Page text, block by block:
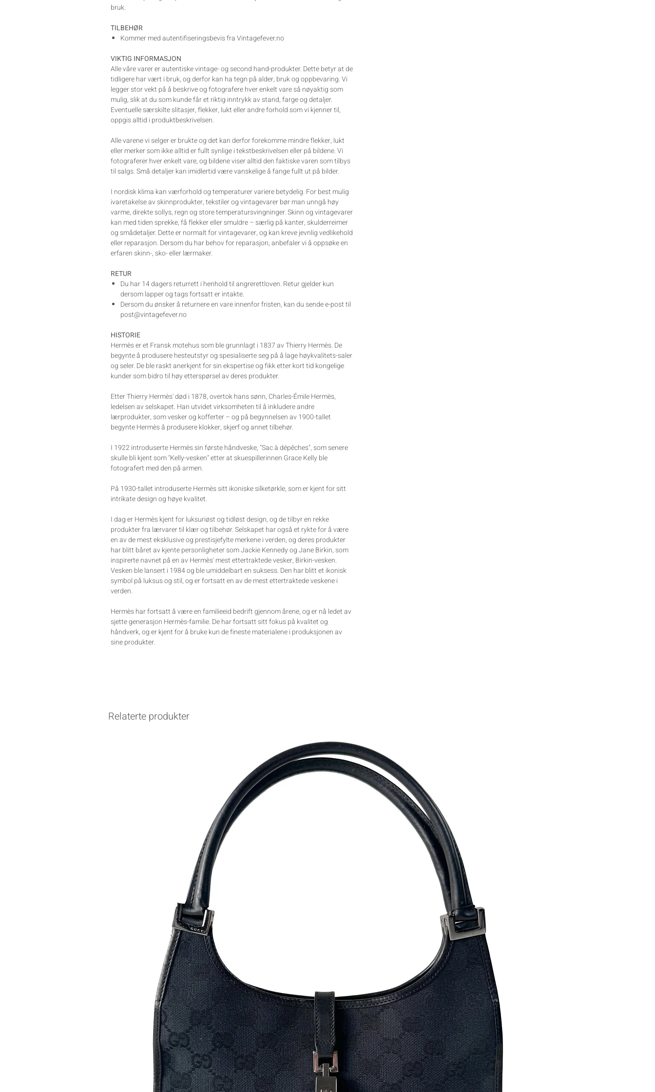
bruk.
TILBEHØR
Kommer med autentifiseringsbevis fra Vintagefever.no
VIKTIG INFORMASJON
Alle våre varer er autentiske vintage- og second hand-produkter. Dette betyr at de
tidligere har vært i bruk, og derfor kan ha tegn på alder, bruk og oppbevaring. Vi
legger stor vekt på å beskrive og fotografere hver enkelt vare så nøyaktig som
mulig, slik at du som kunde får et riktig inntrykk av stand, farge og detaljer.
Eventuelle særskilte slitasjer, flekker, lukt eller andre forhold som vi kjenner til,
oppgis alltid i produktbeskrivelsen.
Alle varene vi selger er brukte og det kan derfor forekomme mindre flekker, lukt
eller merker som ikke alltid er fullt synlige i tekstbeskrivelsen eller på bildene. Vi
fotograferer hver enkelt vare, og bildene viser alltid den faktiske varen som tilbys
til salgs. Små detaljer kan imidlertid være vanskelige å fange fullt ut på bilder.
I nordisk klima kan værforhold og temperaturer variere betydelig. For best mulig
ivaretakelse av skinnprodukter, tekstiler og vintagevarer bør man unngå høy
varme, direkte sollys, regn og store temperatursvingninger. Skinn og vintagevarer
kan med tiden sprekke, få flekker eller smuldre – særlig på kanter, skulderreimer
og smådetaljer. Dette er normalt for vintagevarer, og kan kreve jevnlig vedlikehold
eller reparasjon. Dersom du har behov for reparasjon, anbefaler vi å oppsøke en
erfaren skinn-, sko- eller lærmaker.
RETUR
Du har 14 dagers returrett i henhold til angrerettloven. Retur gjelder kun
dersom lapper og tags fortsatt er intakte.
Dersom du ønsker å returnere en vare innenfor fristen, kan du sende e-post til
post@vintagefever.no
HISTORIE
Hermès er et Fransk motehus som ble grunnlagt i 1837 av Thierry Hermès. De
begynte å produsere hesteutstyr og spesialiserte seg på å lage høykvalitets-saler
og seler. De ble raskt anerkjent for sin ekspertise og fikk etter kort tid kongelige
kunder som bidro til høy etterspørsel av deres produkter.
Etter Thierry Hermès' død i 1878, overtok hans sønn, Charles-Émile Hermès,
ledelsen av selskapet. Han utvidet virksomheten til å inkludere andre
lærprodukter, som vesker og kofferter – og på begynnelsen av 1900-tallet
begynte Hermès å produsere klokker, skjerf og annet tilbehør.
I 1922 introduserte Hermès sin første håndveske, "Sac à dépêches", som senere
skulle bli kjent som "Kelly-vesken" etter at skuespillerinnen Grace Kelly ble
fotografert med den på armen.
På 1930-tallet introduserte Hermès sitt ikoniske silketørkle, som er kjent for sitt
intrikate design og høye kvalitet.
I dag er Hermès kjent for luksuriøst og tidløst design, og de tilbyr en rekke
produkter fra lærvarer til klær og tilbehør. Selskapet har også et rykte for å være
en av de mest eksklusive og prestisjefylte merkene i verden, og deres produkter
har blitt båret av kjente personligheter som Jackie Kennedy og Jane Birkin, som
inspirerte navnet på en av Hermès' mest ettertraktede vesker, Birkin-vesken.
Vesken ble lansert i 1984 og ble umiddelbart en suksess. Den har blitt et ikonisk
symbol på luksus og stil, og er fortsatt en av de mest ettertraktede veskene i
verden.
Hermès har fortsatt å være en familieeid bedrift gjennom årene, og er nå ledet av
sjette generasjon Hermès-familie. De har fortsatt sitt fokus på kvalitet og
håndverk, og er kjent for å bruke kun de fineste materialene i produksjonen av
sine produkter.
Relaterte produkter